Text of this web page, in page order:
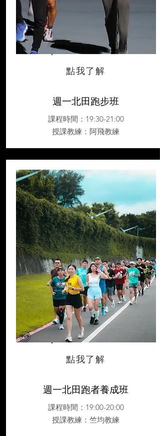
點我了解
週一北田跑步班
課程時間：19:30-21:00
授課教練 ：阿飛教練
點我了解
週一北田跑者養成班
課程時間：19:00-20:00
授課教練 ：竺均教練